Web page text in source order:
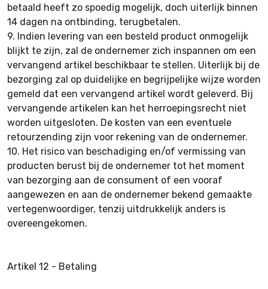
betaald heeft zo spoedig mogelijk, doch uiterlijk binnen
14 dagen na ontbinding, terugbetalen.
9. Indien levering van een besteld product onmogelijk
blijkt te zijn, zal de ondernemer zich inspannen om een
vervangend artikel beschikbaar te stellen. Uiterlijk bij de
bezorging zal op duidelijke en begrijpelijke wijze worden
gemeld dat een vervangend artikel wordt geleverd. Bij
vervangende artikelen kan het herroepingsrecht niet
worden uitgesloten. De kosten van een eventuele
retourzending zijn voor rekening van de ondernemer.
10. Het risico van beschadiging en/of vermissing van
producten berust bij de ondernemer tot het moment
van bezorging aan de consument of een vooraf
aangewezen en aan de ondernemer bekend gemaakte
vertegenwoordiger, tenzij uitdrukkelijk anders is
overeengekomen.
Artikel 12 - Betaling